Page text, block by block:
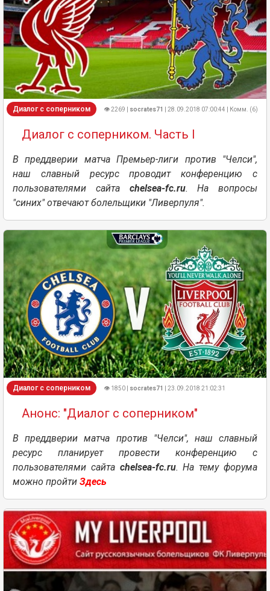
Диалог с соперником 👁 2269 | socrates71 | 28.09.2018 07:00:44 | Комм. (6)
Диалог с соперником. Часть I
В преддверии матча Премьер-лиги против "Челси",
наш славный ресурс проводит конференцию с
пользователями сайта chelsea-fc.ru. На вопросы
"синих" отвечают болельщики "Ливерпуля".
Диалог с соперником 👁 1850 | socrates71 | 23.09.2018 21:02:31
Анонс: "Диалог с соперником"
В преддверии матча против "Челси", наш славный
ресурс планирует провести конференцию с
пользователями сайта chelsea-fc.ru. На тему форума
можно пройти Здесь